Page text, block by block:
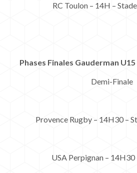
RC Toulon – 14H –
Phases Finales Gauderman
Demi-Finale
Provence Rugby – 14H30 –
USA Perpignan – 14H30